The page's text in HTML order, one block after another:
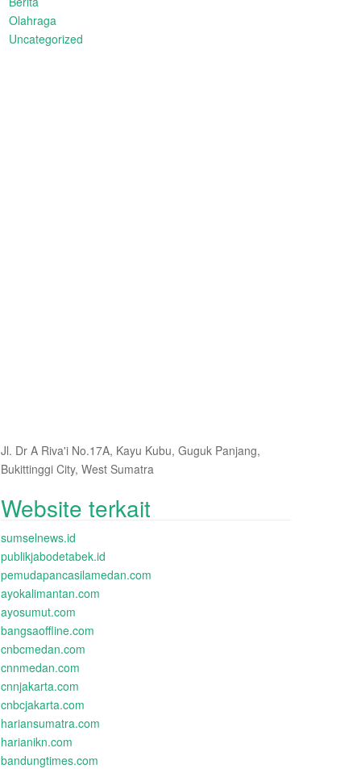
Olahraga
Uncategorized
Jl. Dr A Riva'i No.17A, Kayu Kubu, Guguk Panjang,
Bukittinggi City, West Sumatra
Website terkait
sumselnews.id
publikjabodetabek.id
pemudapancasilamedan.com
ayokalimantan.com
ayosumut.com
bangsaoffline.com
cnbcmedan.com
cnnmedan.com
cnnjakarta.com
cnbcjakarta.com
hariansumatra.com
harianikn.com
bandungtimes.com